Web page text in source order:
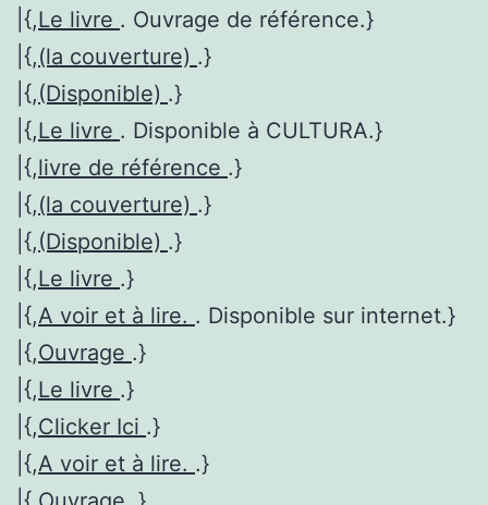
|{,Le livre . Ouvrage de référence.}
|{,(la couverture) .}
|{,(Disponible) .}
|{,Le livre . Disponible à CULTURA.}
|{,livre de référence .}
|{,(la couverture) .}
|{,(Disponible) .}
|{,Le livre .}
|{,A voir et à lire. . Disponible sur internet.}
|{,Ouvrage .}
|{,Le livre .}
|{,Clicker Ici .}
|{,A voir et à lire. .}